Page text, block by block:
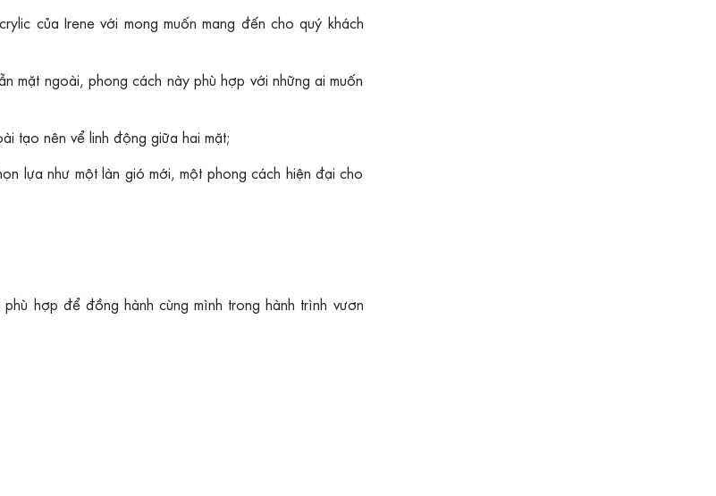
của Irene với mong muốn mang đến cho quý khách
mặt ngoài, phong cách này phù hợp với những ai muốn
tạo nên vể linh động giữa hai mặt;
lựa như một làn gió mới, một phong cách hiện đại cho
hợp để đồng hành cùng mình trong hành trình vươn